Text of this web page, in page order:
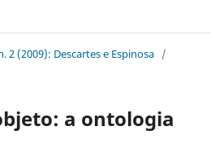
2 (2009): Descartes e Espinosa /
a ontologia